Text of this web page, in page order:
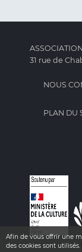
Afin de vous offrir une
des cookies sont
31 rue de
NOUS
PLAN DU